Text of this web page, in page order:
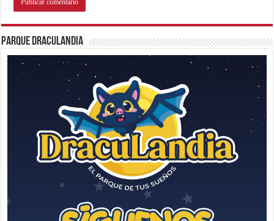
Parque Draculandia